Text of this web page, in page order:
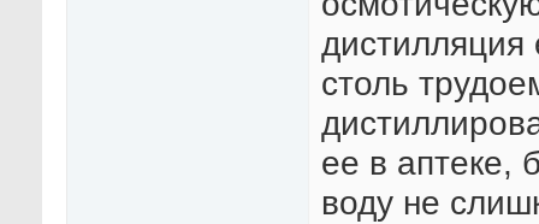
столь
ее в аптеке,
воду не